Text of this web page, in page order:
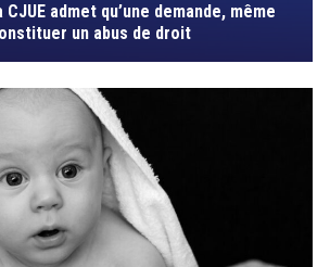
CJUE admet qu’une demande, même
un abus de droit